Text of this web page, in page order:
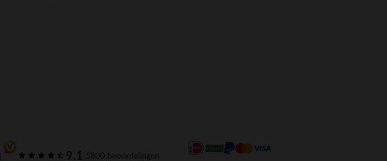
9.1 5800 beoordelingen